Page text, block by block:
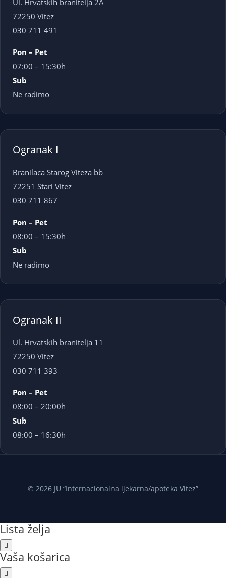
Ul. Hrvatskih branitelja 2A
72250 Vitez
030 711 491
Pon – Pet
07:00 – 15:30h
Sub
Ne radimo
Ogranak I
Branilaca Starog Viteza bb
72251 Stari Vitez
030 711 867
Pon – Pet
08:00 – 15:30h
Sub
Ne radimo
Ogranak II
Ul. Hrvatskih branitelja 11
72250 Vitez
030 711 393
Pon – Pet
08:00 – 20:00h
Sub
08:00 – 16:30h
© 2026 JU “Internacionalna ljekarna/apoteka Vitez”
Lista želja
Vaša košarica